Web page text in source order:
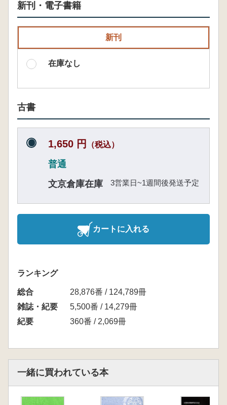
新刊・電子書籍
新刊
在庫なし
古書
1,650 円 （税込）
普通
文京倉庫在庫
3営業日~1週間後発送予定
カートに入れる
ランキング
総合
28,876番 / 124,789冊
雑誌・紀要
5,500番 / 14,279冊
紀要
360番 / 2,069冊
一緒に買われている本